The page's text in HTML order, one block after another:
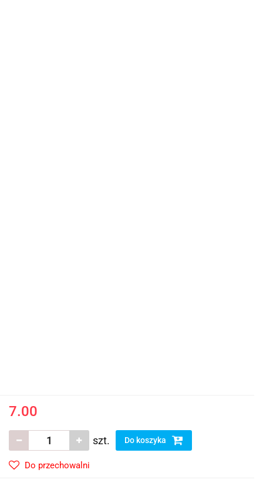
7.00
szt. Do koszyka
Do przechowalni